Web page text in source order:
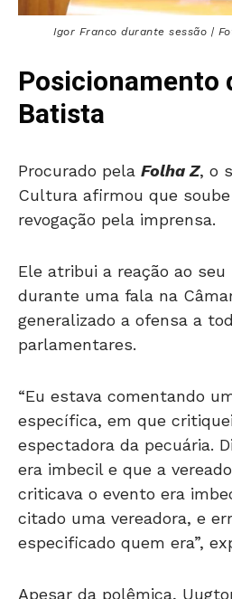
Igor Franco durante sessão |
Posicionamento
Batista
Procurado pela Folha Z, o
Cultura afirmou que
revogação pela imprensa.
Ele atribui a reação ao
durante uma fala na
generalizado a ofensa a
parlamentares.
“Eu estava comentando
específica, em que
espectadora da pecuária.
era imbecil e que a
criticava o evento era
citado uma vereadora, e
especificado quem era”,
Apesar da polêmica,